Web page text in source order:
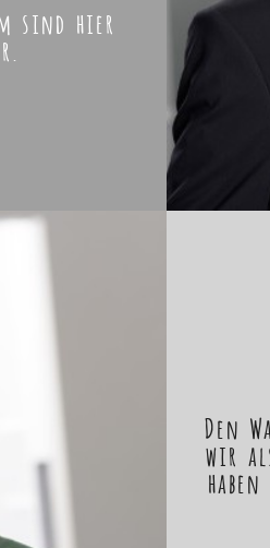
sind hier
Den
wir